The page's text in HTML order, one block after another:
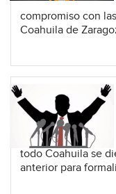
compromiso con
Coahuila de
todo Coahuila se
anterior para